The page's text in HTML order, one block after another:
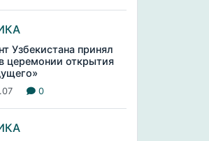
Узбекистана принял
церемонии открытия
0